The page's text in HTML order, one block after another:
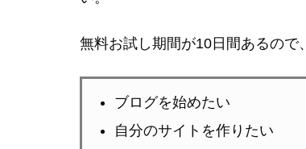
無料お試し期間が10日間あるので、
ブログを始めたい
自分のサイトを作りたい